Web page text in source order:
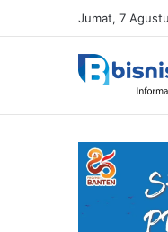
Jumat, 7